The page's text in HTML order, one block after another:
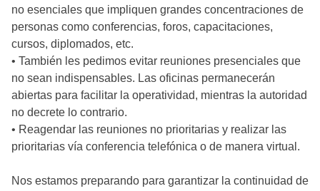
no esenciales que impliquen grandes concentraciones de
personas como conferencias, foros, capacitaciones,
cursos, diplomados, etc.
• También les pedimos evitar reuniones presenciales que
no sean indispensables. Las oficinas permanecerán
abiertas para facilitar la operatividad, mientras la autoridad
no decrete lo contrario.
• Reagendar las reuniones no prioritarias y realizar las
prioritarias vía conferencia telefónica o de manera virtual.
Nos estamos preparando para garantizar la continuidad de